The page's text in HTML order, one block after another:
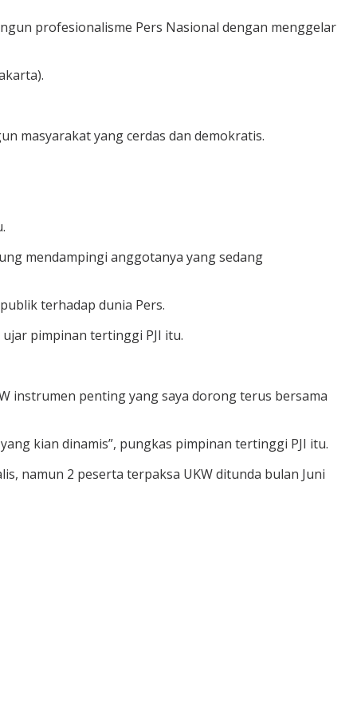
profesionalisme Pers Nasional dengan menggelar
masyarakat yang cerdas dan demokratis.
mendampingi anggotanya yang sedang
terhadap dunia Pers.
pimpinan tertinggi PJI itu.
instrumen penting yang saya dorong terus bersama
kian dinamis”, pungkas pimpinan tertinggi PJI itu.
namun 2 peserta terpaksa UKW ditunda bulan Juni